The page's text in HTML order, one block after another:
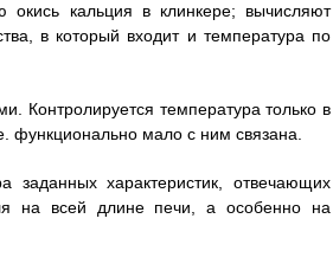
окись кальция в клинкере; вычисляют
в который входит и температура по
Контролируется температура только в
функционально мало с ним связана.
характеристик, отвечающих
на всей длине печи, а особенно на